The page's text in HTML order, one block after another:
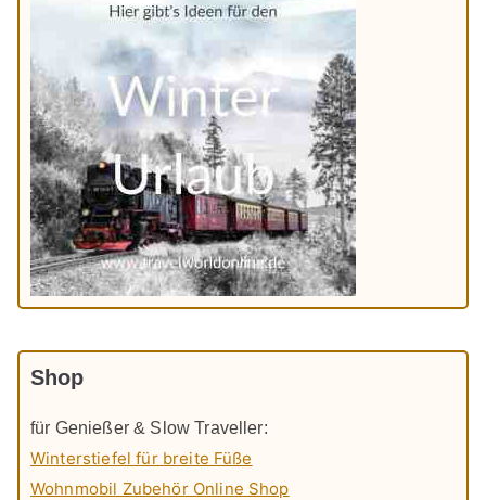
Shop
für Genießer & Slow Traveller:
Winterstiefel für breite Füße
Wohnmobil Zubehör Online Shop